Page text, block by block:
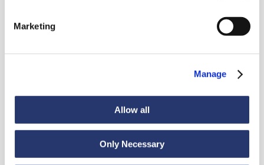
Marketing
Manage
Allow all
Only Necessary